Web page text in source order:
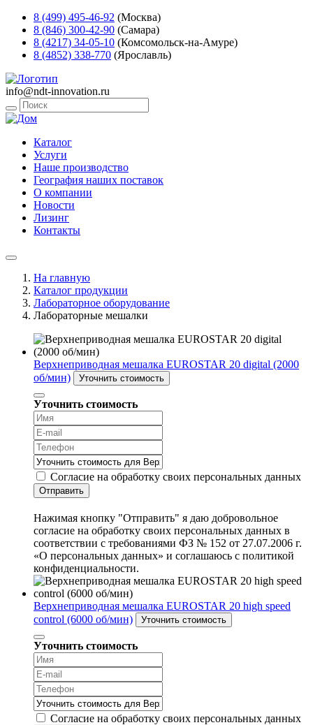
8 (499) 495-46-92 (Москва)
8 (846) 300-42-90 (Самара)
8 (4217) 34-05-10 (Комсомольск-на-Амуре)
8 (4852) 338-770 (Ярославль)
info@ndt-innovation.ru
Каталог
Услуги
Наше производство
География наших поставок
О компании
Новости
Лизинг
Контакты
На главную
Каталог продукции
Лабораторное оборудование
Лабораторные мешалки
Верхнеприводная мешалка EUROSTAR 20 digital (2000
об/мин)
Уточнить стоимость
Уточнить стоимость
Согласие на обработку своих персональных данных
Отправить
Нажимая кнопку "Отправить" я даю добровольное
согласие на обработку своих персональных данных в
соответствии с требованиями ФЗ № 152 от 27.07.2006 г.
«О персональных данных» и соглашаюсь с политикой
конфиденциальности.
Верхнеприводная мешалка EUROSTAR 20 high speed
control (6000 об/мин)
Уточнить стоимость
Уточнить стоимость
Согласие на обработку своих персональных данных